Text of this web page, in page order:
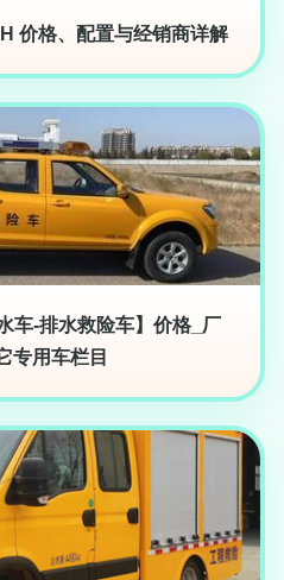
价格、配置与经销商详解
车-排水救险车】价格_厂
专用车栏目